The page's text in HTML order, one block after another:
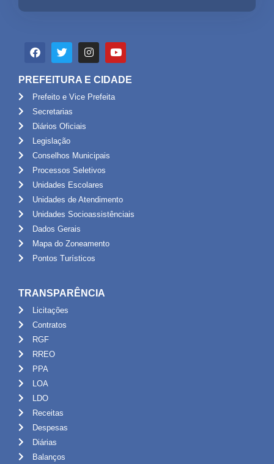
PREFEITURA E CIDADE
Prefeito e Vice Prefeita
Secretarias
Diários Oficiais
Legislação
Conselhos Municipais
Processos Seletivos
Unidades Escolares
Unidades de Atendimento
Unidades Socioassistênciais
Dados Gerais
Mapa do Zoneamento
Pontos Turísticos
TRANSPARÊNCIA
Licitações
Contratos
RGF
RREO
PPA
LOA
LDO
Receitas
Despesas
Diárias
Balanços